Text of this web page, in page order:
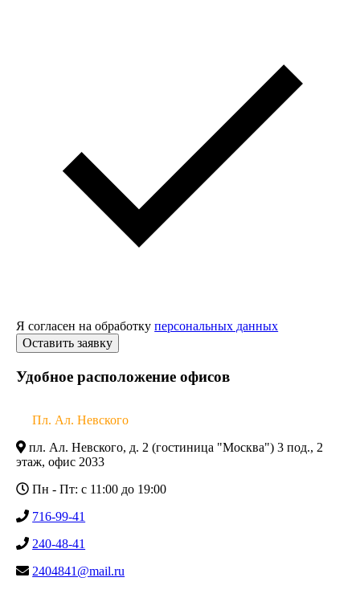
Я согласен на обработкуперсональных данных
Удобное расположение офисов
Пл. Ал. Невского
пл. Ал. Невского, д. 2 (гостиница "Москва") 3 под., 2
этаж, офис 2033
Пн - Пт: с 11:00 до 19:00
716-99-41
240-48-41
2404841@mail.ru